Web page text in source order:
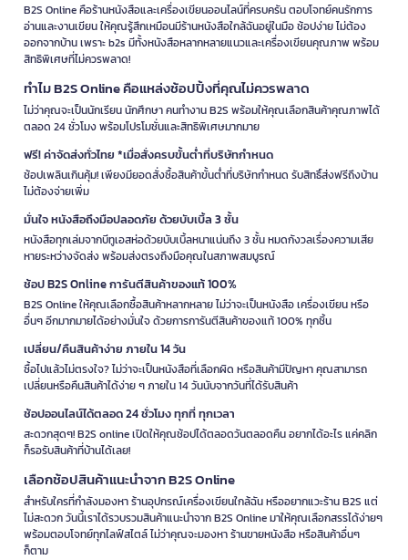
B2S Online คือร้านหนังสือและเครื่องเขียนออนไลน์ที่ครบครัน ตอบโจทย์คนรักการ
อ่านและงานเขียน ให้คุณรู้สึกเหมือนมีร้านหนังสือใกล้ฉันอยู่ในมือ ช้อปง่าย ไม่ต้อง
ออกจากบ้าน เพราะ b2s มีทั้งหนังสือหลากหลายแนวและเครื่องเขียนคุณภาพ พร้อม
สิทธิพิเศษที่ไม่ควรพลาด!
ทำไม B2S Online คือแหล่งช้อปปิ้งที่คุณไม่ควรพลาด
ไม่ว่าคุณจะเป็นนักเรียน นักศึกษา คนทำงาน B2S พร้อมให้คุณเลือกสินค้าคุณภาพได้
ตลอด 24 ชั่วโมง พร้อมโปรโมชั่นและสิทธิพิเศษมากมาย
ฟรี! ค่าจัดส่งทั่วไทย *เมื่อสั่งครบขั้นต่ำที่บริษัทกำหนด
ช้อปเพลินเกินคุ้ม! เพียงมียอดสั่งซื้อสินค้าขั้นต่ำที่บริษัทกำหนด รับสิทธิ์ส่งฟรีถึงบ้าน
ไม่ต้องจ่ายเพิ่ม
มั่นใจ หนังสือถึงมือปลอดภัย ด้วยบับเบิ้ล 3 ชั้น
หนังสือทุกเล่มจากบีทูเอสห่อด้วยบับเบิ้ลหนาแน่นถึง 3 ชั้น หมดกังวลเรื่องความเสีย
หายระหว่างจัดส่ง พร้อมส่งตรงถึงมือคุณในสภาพสมบูรณ์
ช้อป B2S Online การันตีสินค้าของแท้ 100%
B2S Online ให้คุณเลือกซื้อสินค้าหลากหลาย ไม่ว่าจะเป็นหนังสือ เครื่องเขียน หรือ
อื่นๆ อีกมากมายได้อย่างมั่นใจ ด้วยการการันตีสินค้าของแท้ 100% ทุกชิ้น
เปลี่ยน/คืนสินค้าง่าย ภายใน 14 วัน
ซื้อไปแล้วไม่ตรงใจ? ไม่ว่าจะเป็นหนังสือที่เลือกผิด หรือสินค้ามีปัญหา คุณสามารถ
เปลี่ยนหรือคืนสินค้าได้ง่าย ๆ ภายใน 14 วันนับจากวันที่ได้รับสินค้า
ช้อปออนไลน์ได้ตลอด 24 ชั่วโมง ทุกที่ ทุกเวลา
สะดวกสุดๆ! B2S online เปิดให้คุณช้อปได้ตลอดวันตลอดคืน อยากได้อะไร แค่คลิก
ก็รอรับสินค้าที่บ้านได้เลย!
เลือกช้อปสินค้าแนะนำจาก B2S Online
สำหรับใครที่กำลังมองหา ร้านอุปกรณ์เครื่องเขียนใกล้ฉัน หรืออยากแวะร้าน B2S แต่
ไม่สะดวก วันนี้เราได้รวบรวมสินค้าแนะนำจาก B2S Online มาให้คุณเลือกสรรได้ง่ายๆ
พร้อมตอบโจทย์ทุกไลฟ์สไตล์ ไม่ว่าคุณจะมองหา ร้านขายหนังสือ หรือสินค้าอื่นๆ
ก็ตาม